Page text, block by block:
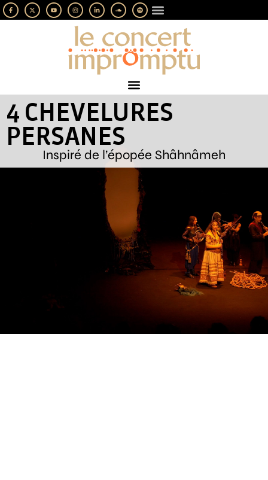
4 CHEVELURES
PERSANES
Inspiré de l’épopée Shâhnâmeh